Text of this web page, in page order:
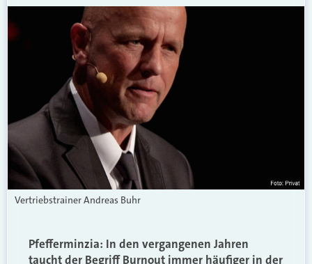
Vertriebstrainer Andreas Buhr
Pfefferminzia: In den vergangenen Jahren
taucht der Begriff Burnout immer häufiger in der